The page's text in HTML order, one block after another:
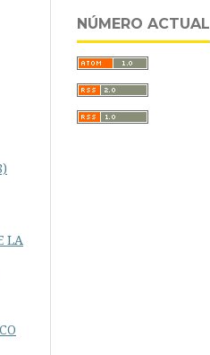
LA
NÚMERO ACTUAL